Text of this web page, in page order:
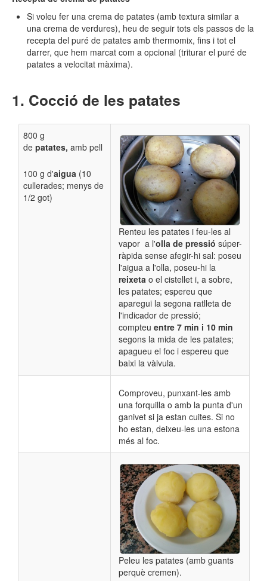
Si voleu fer una crema de patates (amb textura similar a
una crema de verdures), heu de seguir tots els passos de la
recepta del puré de patates amb thermomix, fins i tot el
darrer, que hem marcat com a opcional (triturar el puré de
patates a velocitat màxima).
Cocció de les patates
800 g
de patates, amb pell
100 g d'aigua (10
cullerades; menys de
1/2 got)
Renteu les patates i feu-les al
vapor a l'olla de pressió súper-
ràpida sense afegir-hi sal: poseu
l'aigua a l'olla, poseu-hi la
reixetao el cistellet i, a sobre,
les patates; espereu que
aparegui la segona ratlleta de
l'indicador de pressió;
compteu entre 7 min i 10 min
segons la mida de les patates;
apagueu el foc i espereu que
baixi la vàlvula.
Comproveu, punxant-les amb
una forquilla o amb la punta d'un
ganivet si ja estan cuites. Si no
ho estan, deixeu-les una estona
més al foc.
Peleu les patates (amb guants
perquè cremen).